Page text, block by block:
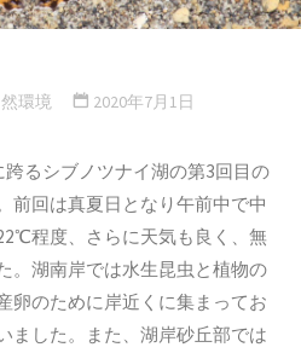
環境 2020年7月1日
るシブノツナイ湖の第3回目の
前回は真夏日となり午前中で中
程度、さらに天気も良く、無
。湖南岸では水生昆虫と植物の
卵のために岸近くに集まってお
ました。また、湖岸砂丘部では